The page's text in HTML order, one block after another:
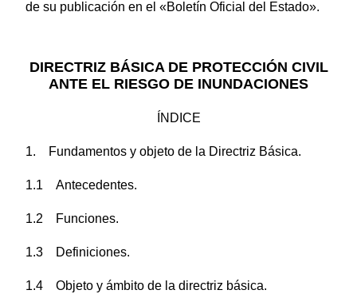
de su publicación en el «Boletín Oficial del Estado».
DIRECTRIZ BÁSICA DE PROTECCIÓN CIVIL
ANTE EL RIESGO DE INUNDACIONES
ÍNDICE
1. Fundamentos y objeto de la Directriz Básica.
1.1 Antecedentes.
1.2 Funciones.
1.3 Definiciones.
1.4 Objeto y ámbito de la directriz básica.